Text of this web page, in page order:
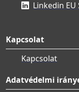
Linkedin EU
Kapcsolat
Kapcsolat
Adatvédelmi